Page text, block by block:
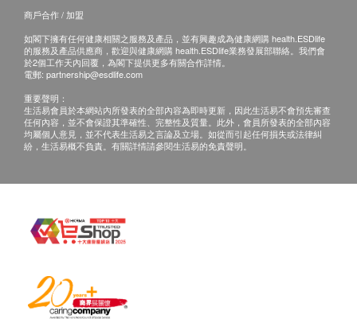
商戶合作 / 加盟
如閣下擁有任何健康相關之服務及產品，並有興趣成為健康網購 health.ESDlife
的服務及產品供應商，歡迎與健康網購 health.ESDlife業務發展部聯絡。我們會
於2個工作天內回覆，為閣下提供更多有關合作詳情。
電郵: partnership@esdlife.com
重要聲明：
生活易會員於本網站內所發表的全部內容為即時更新，因此生活易不會預先審查
任何內容，並不會保證其準確性、完整性及質量。此外，會員所發表的全部內容
均屬個人意見，並不代表生活易之言論及立場。如從而引起任何損失或法律糾
紛，生活易概不負責。有關詳情請參閱生活易的免責聲明。